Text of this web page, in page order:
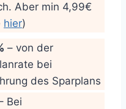
Aber min 4,99€
hier)
– von der
bei
des Sparplans
Bei